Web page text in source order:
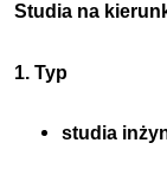
Studia na
1. Typ
studia